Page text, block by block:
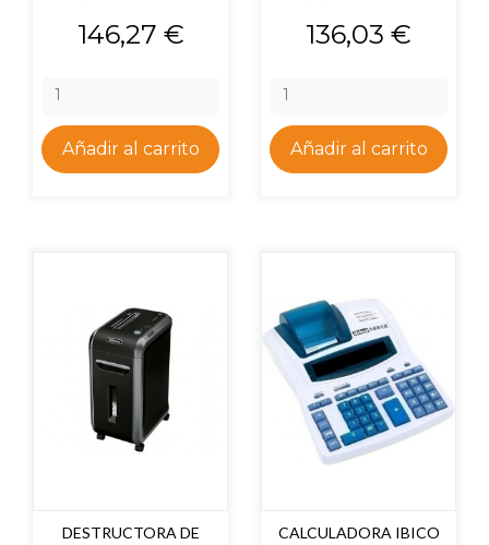
Precio
146,27 €
Añadir al carrito
Precio
136,03 €
Añadir al carrito
DESTRUCTORA DE
CALCULADORA IBICO